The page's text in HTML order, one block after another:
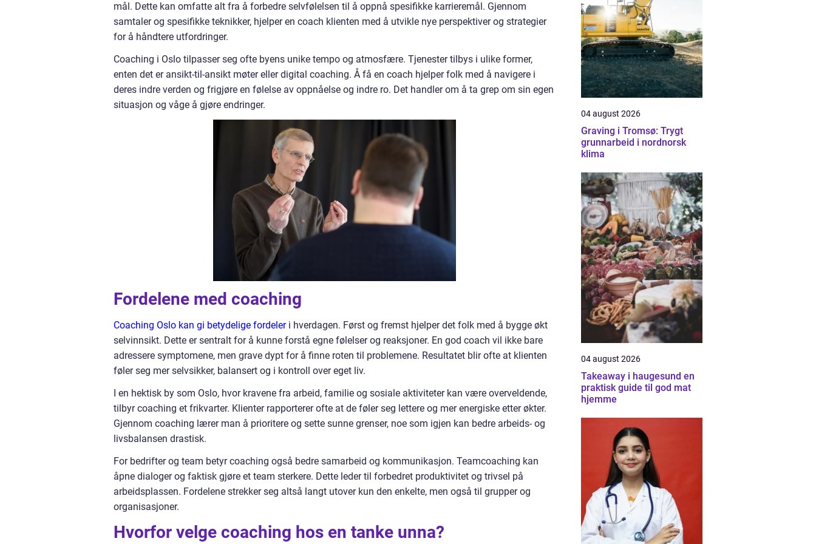
mål. Dette kan omfatte alt fra å forbedre selvfølelsen til å oppnå spesifikke karrieremål. Gjennom
samtaler og spesifikke teknikker, hjelper en coach klienten med å utvikle nye perspektiver og strategier
for å håndtere utfordringer.
Coaching i Oslo tilpasser seg ofte byens unike tempo og atmosfære. Tjenester tilbys i ulike former,
enten det er ansikt-til-ansikt møter eller digital coaching. Å få en coach hjelper folk med å navigere i
deres indre verden og frigjøre en følelse av oppnåelse og indre ro. Det handler om å ta grep om sin egen
situasjon og våge å gjøre endringer.
Fordelene med coaching
Coaching Oslo kan gi betydelige fordeleri hverdagen. Først og fremst hjelper det folk med å bygge økt
selvinnsikt. Dette er sentralt for å kunne forstå egne følelser og reaksjoner. En god coach vil ikke bare
adressere symptomene, men grave dypt for å finne roten til problemene. Resultatet blir ofte at klienten
føler seg mer selvsikker, balansert og i kontroll over eget liv.
I en hektisk by som Oslo, hvor kravene fra arbeid, familie og sosiale aktiviteter kan være overveldende,
tilbyr coaching et frikvarter. Klienter rapporterer ofte at de føler seg lettere og mer energiske etter økter.
Gjennom coaching lærer man å prioritere og sette sunne grenser, noe som igjen kan bedre arbeids- og
livsbalansen drastisk.
For bedrifter og team betyr coaching også bedre samarbeid og kommunikasjon. Teamcoaching kan
åpne dialoger og faktisk gjøre et team sterkere. Dette leder til forbedret produktivitet og trivsel på
arbeidsplassen. Fordelene strekker seg altså langt utover kun den enkelte, men også til grupper og
organisasjoner.
Hvorfor velge coaching hos en tanke unna?
04 august 2026
Graving i Tromsø: Trygt
grunnarbeid i nordnorsk
klima
04 august 2026
Takeaway i haugesund en
praktisk guide til god mat
hjemme